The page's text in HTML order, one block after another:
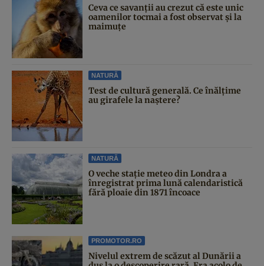
Ceva ce savanții au crezut că este unic
oamenilor tocmai a fost observat și la
maimuțe
NATURĂ
Test de cultură generală. Ce înălțime
au girafele la naștere?
NATURĂ
O veche stație meteo din Londra a
înregistrat prima lună calendaristică
fără ploaie din 1871 încoace
PROMOTOR.RO
Nivelul extrem de scăzut al Dunării a